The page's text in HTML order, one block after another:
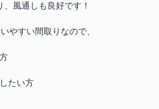
風通しも良好です！
やすい間取りなので、
たい方